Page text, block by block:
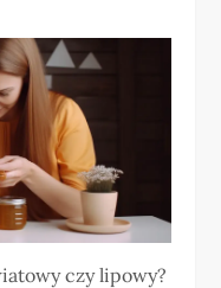
czy lipowy?